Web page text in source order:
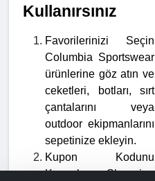
Kullanırsınız
Favorilerinizi Seçin
Columbia Sportswear
ürünlerine göz atın ve
ceketleri, botları, sırt
çantalarını veya
outdoor ekipmanlarını
sepetinize ekleyin.
Kupon Kodunu
Kopyalayın Shopping